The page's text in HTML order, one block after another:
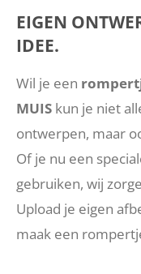
EIGEN
IDEE.
Wil je een
MUIS kun je niet
ontwerpen, maar
Of je nu een
gebruiken, wij
Upload je eigen
maak een